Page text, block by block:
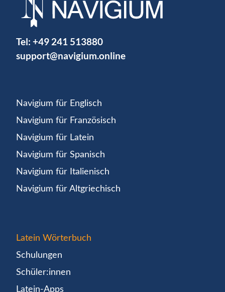
Tel: +49 241 513880
support@navigium.online
Navigium für Englisch
Navigium für Französisch
Navigium für Latein
Navigium für Spanisch
Navigium für Italienisch
Navigium für Altgriechisch
Latein Wörterbuch
Schulungen
Schüler:innen
Latein-Apps